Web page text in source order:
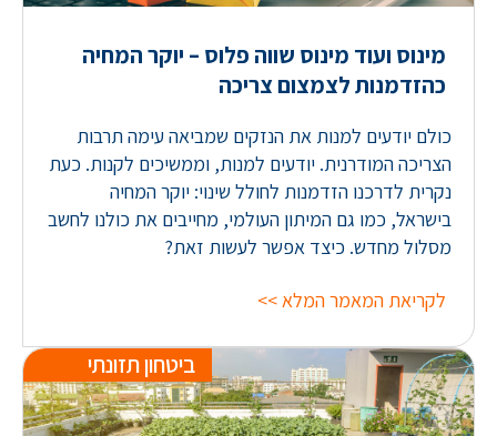
מינוס ועוד מינוס שווה פלוס – יוקר המחיה
כהזדמנות לצמצום צריכה
כולם יודעים למנות את הנזקים שמביאה עימה תרבות
הצריכה המודרנית. יודעים למנות, וממשיכים לקנות. כעת
נקרית לדרכנו הזדמנות לחולל שינוי: יוקר המחיה
בישראל, כמו גם המיתון העולמי, מחייבים את כולנו לחשב
מסלול מחדש. כיצד אפשר לעשות זאת?
לקריאת המאמר המלא >>
ביטחון תזונתי